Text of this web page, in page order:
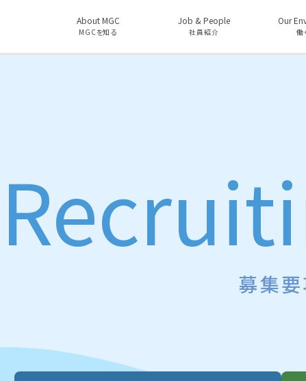
About MGC
MGCを知る
Job & People
社員紹介
Our
働
募集要